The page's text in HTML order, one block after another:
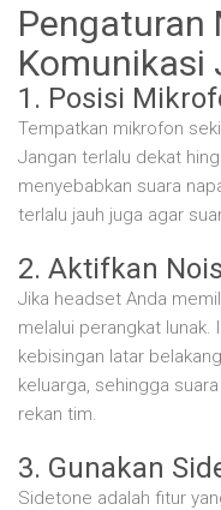
Pengaturan
Komunikasi
1. Posisi
Tempatkan mikrofon
Jangan terlalu dekat
menyebabkan suara
terlalu jauh juga agar
2. Aktifkan
Jika headset Anda
melalui perangkat lunak.
kebisingan latar
keluarga, sehingga
rekan tim.
3. Gunakan
Sidetone adalah fitur